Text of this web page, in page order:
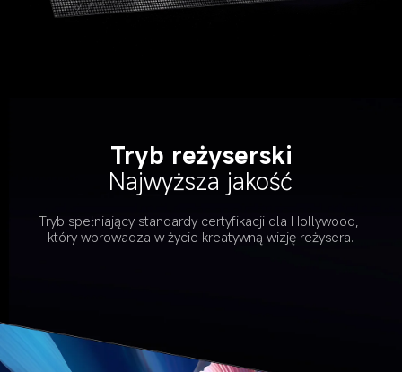
Tryb reżyserski
Najwyższa jakość
Tryb spełniający standardy certyfikacji dla Hollywood,
który wprowadza w życie kreatywną wizję reżysera.